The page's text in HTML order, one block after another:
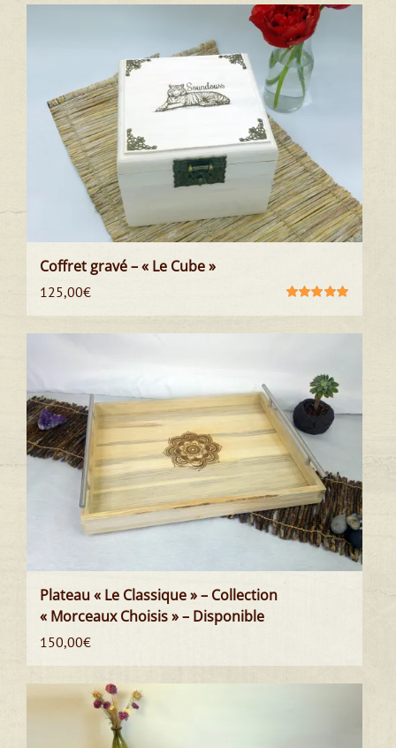
Coffret gravé – « Le Cube »
125,00€
Plateau « Le Classique » – Collection
« Morceaux Choisis » – Disponible
150,00€